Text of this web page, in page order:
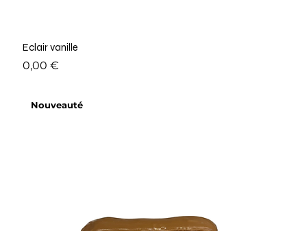
Eclair vanille
Prix
0,00 €
Nouveauté